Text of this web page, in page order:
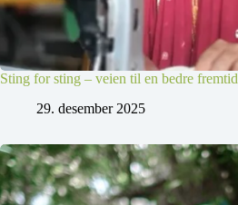
Sting for sting – veien til en bedre fremtid
29. desember 2025